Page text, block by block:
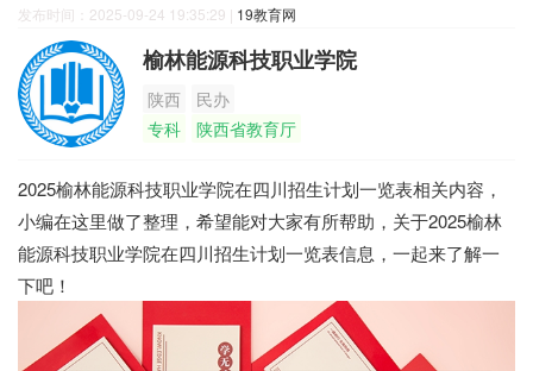
发布时间：2025-09-24 19:35:29 | 19教育网
榆林能源科技职业学院
陕西
民办
专科
陕西省教育厅
2025榆林能源科技职业学院在四川招生计划一览表相关内容，
小编在这里做了整理，希望能对大家有所帮助，关于2025榆林
能源科技职业学院在四川招生计划一览表信息，一起来了解一
下吧！